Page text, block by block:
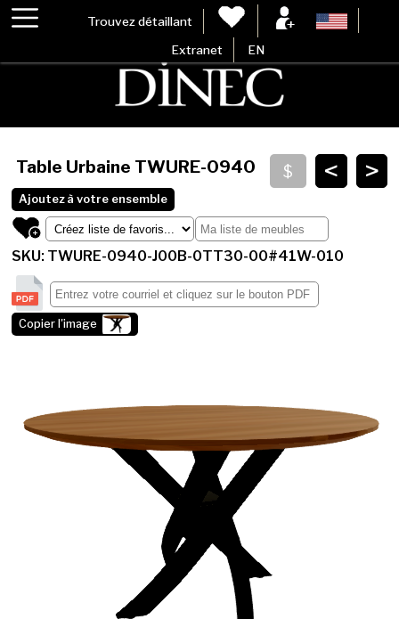
Trouvez détaillant
Extranet EN
>
<
Table Urbaine TWURE-0940
Ajoutez à votre ensemble
SKU: TWURE-0940-J00B-0TT30-00#41W-010
Copier l'image